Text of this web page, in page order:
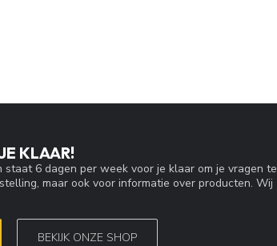
KLAAR!
staat 6 dagen per week voor je klaar om je vragen te
maar ook voor informatie over producten. Wij
BEKIJK ONZE SHOP